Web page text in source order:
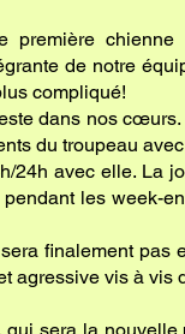
chienne
de notre
compliqué!
dans nos
du troupeau
24h avec elle. La
les week-
finalement pas
agressive vis à vis